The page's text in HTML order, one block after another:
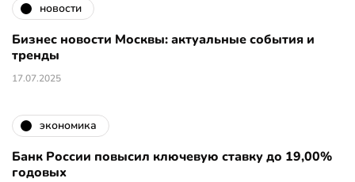
новости
Бизнес новости Москвы: актуальные события и
тренды
17.07.2025
экономика
Банк России повысил ключевую ставку до 19,00%
годовых